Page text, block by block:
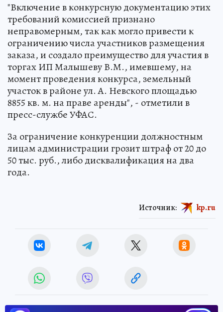
"Включение в конкурсную документацию этих
требований комиссией признано
неправомерным, так как могло привести к
ограничению числа участников размещения
заказа, и создало преимущество для участия в
торгах ИП Малышеву В.М., имевшему, на
момент проведения конкурса, земельный
участок в районе ул. А. Невского площадью
8855 кв. м. на праве аренды", - отметили в
пресс-службе УФАС.
За ограничение конкуренции должностным
лицам администрации грозит штраф от 20 до
50 тыс. руб., либо дисквалификация на два
года.
Источник: kp.ru